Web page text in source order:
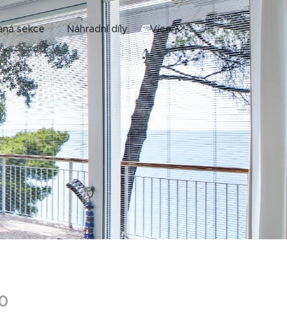
sekce Náhradní díly Více